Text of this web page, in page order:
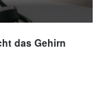
das Gehirn